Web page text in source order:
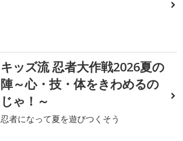
キッズ流 忍者大作戦2026夏の
陣～心・技・体をきわめるの
じゃ！～
忍者になって夏を遊びつくそう